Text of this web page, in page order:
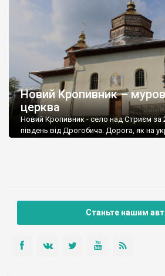
Новий Кропивник –
церква
Новий Кропивник - село над Стриєм за
південь від Дрогобича. Дорога, як на
Станьте нашим